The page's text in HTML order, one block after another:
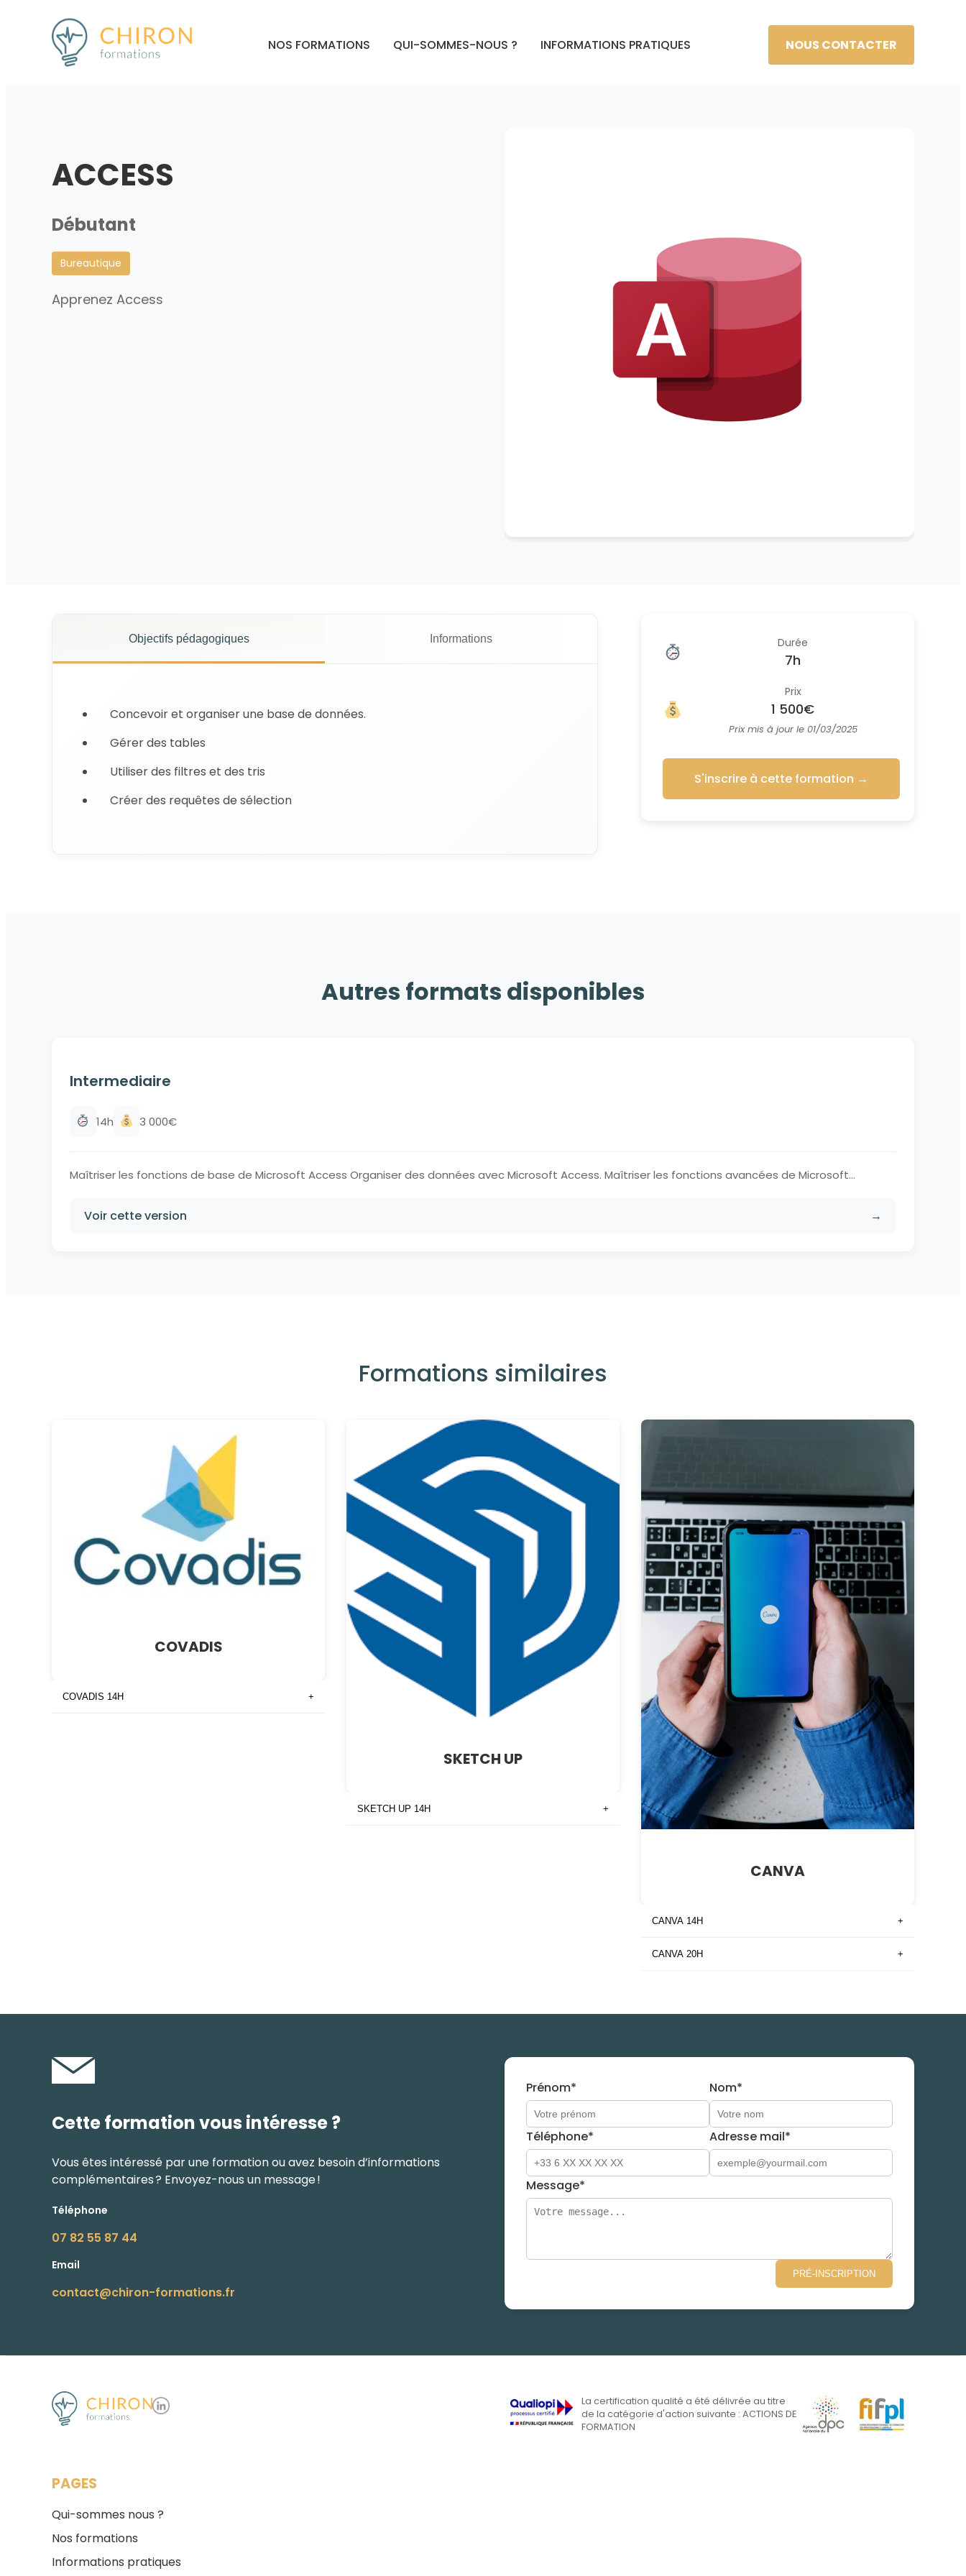
NOS FORMATIONS QUI-SOMMES-NOUS ? INFORMATIONS PRATIQUES NOUS CONTACTER
ACCESS
Débutant
Bureautique
Apprenez Access
Objectifs pédagogiques Informations
Concevoir et organiser une base de données.
Gérer des tables
Utiliser des filtres et des tris
Créer des requêtes de sélection
Durée
7h
Prix
1 500€
Prix mis à jour le 01/03/2025
S'inscrire à cette formation →
Autres formats disponibles
Intermediaire
14h 3 000€
Maîtriser les fonctions de base de Microsoft Access Organiser des données avec Microsoft Access. Maîtriser les fonctions avancées de Microsoft...
Voir cette version →
Formations similaires
COVADIS
COVADIS 14H +
SKETCH UP
SKETCH UP 14H +
CANVA
CANVA 14H +
CANVA 20H +
Cette formation vous intéresse ?
Vous êtes intéressé par une formation ou avez besoin d’informations
complémentaires ? Envoyez-nous un message !
Téléphone
07 82 55 87 44
Email
contact@chiron-formations.fr
Prénom* Nom*
Téléphone* Adresse mail*
Message*
PRÉ-INSCRIPTION
La certification qualité a été délivrée au titre
de la catégorie d'action suivante : ACTIONS DE
FORMATION
PAGES
Qui-sommes nous ?
Nos formations
Informations pratiques